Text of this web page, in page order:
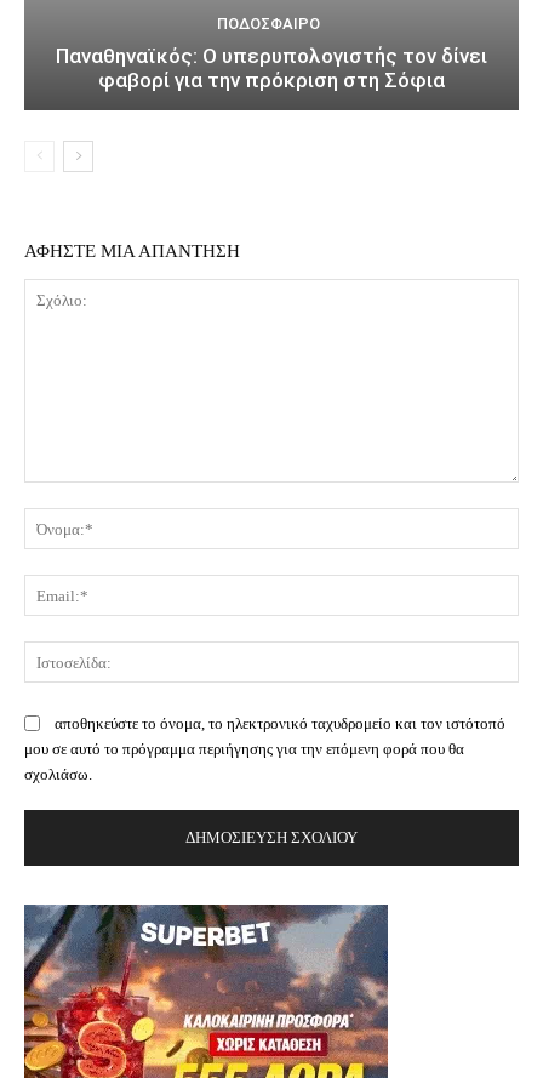
ΠΟΔΌΣΦΑΙΡΟ
Παναθηναϊκός: Ο υπερυπολογιστής τον δίνει
φαβορί για την πρόκριση στη Σόφια
ΑΦΗΣΤΕ ΜΙΑ ΑΠΑΝΤΗΣΗ
αποθηκεύστε το όνομα, το ηλεκτρονικό ταχυδρομείο και τον ιστότοπό
μου σε αυτό το πρόγραμμα περιήγησης για την επόμενη φορά που θα
σχολιάσω.